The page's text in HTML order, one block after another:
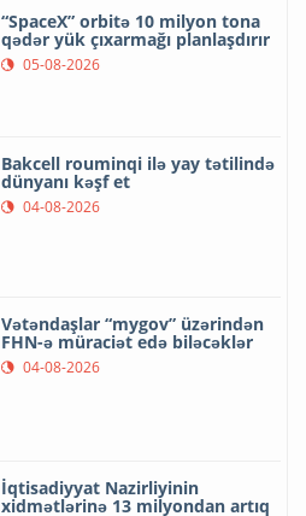
“SpaceX” orbitə 10 milyon tona
qədər yük çıxarmağı planlaşdırır
05-08-2026
Bakcell rouminqi ilə yay tətilində
dünyanı kəşf et
04-08-2026
Vətəndaşlar “mygov” üzərindən
FHN-ə müraciət edə biləcəklər
04-08-2026
İqtisadiyyat Nazirliyinin
xidmətlərinə 13 milyondan artıq